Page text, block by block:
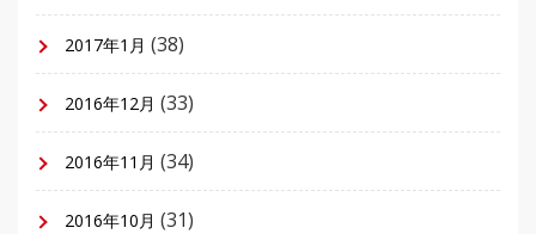
2017年1月 (38)
2016年12月 (33)
2016年11月 (34)
2016年10月 (31)